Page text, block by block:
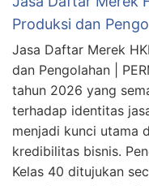
Produksi dan
Jasa Daftar Merek
dan Pengolahan |
tahun 2026 yang
terhadap identitas
menjadi kunci utama
kredibilitas bisnis.
Kelas 40 ditujukan